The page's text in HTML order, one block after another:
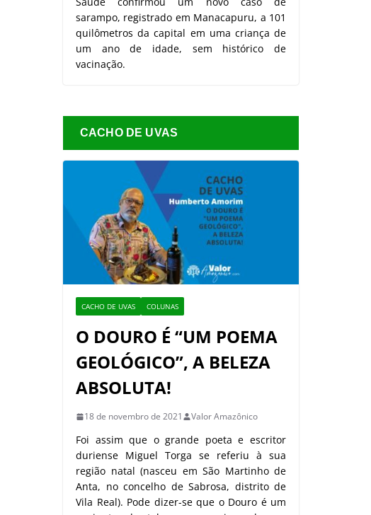
sarampo, registrado em Manacapuru, a 101
quilômetros da capital em uma criança de
um ano de idade, sem histórico de
vacinação.
CACHO DE UVAS
CACHO DE UVAS COLUNAS
O DOURO É “UM POEMA
GEOLÓGICO”, A BELEZA
ABSOLUTA!
18 de novembro de 2021 Valor Amazônico
Foi assim que o grande poeta e escritor
duriense Miguel Torga se referiu à sua
região natal (nasceu em São Martinho de
Anta, no concelho de Sabrosa, distrito de
Vila Real). Pode dizer-se que o Douro é um